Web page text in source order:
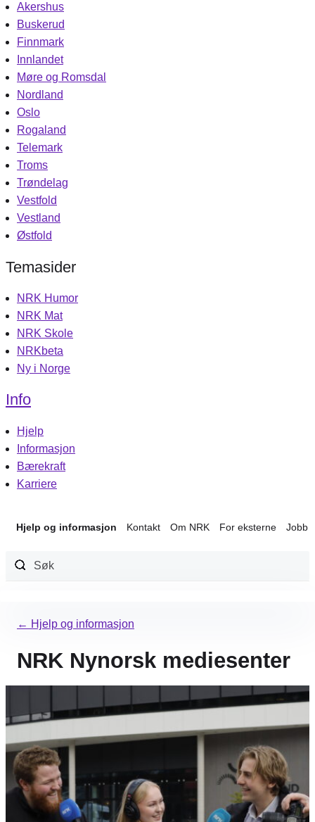
Akershus
Buskerud
Finnmark
Innlandet
Møre og Romsdal
Nordland
Oslo
Rogaland
Telemark
Troms
Trøndelag
Vestfold
Vestland
Østfold
Temasider
NRK Humor
NRK Mat
NRK Skole
NRKbeta
Ny i Norge
Info
Hjelp
Informasjon
Bærekraft
Karriere
Hjelp og informasjon Kontakt Om NRK For eksterne Jobb
innhold
← Hjelp og informasjon
NRK Nynorsk mediesenter